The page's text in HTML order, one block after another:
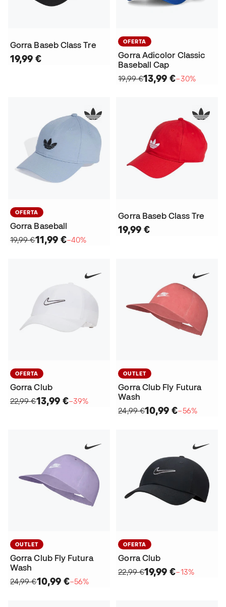
Gorra Baseb Class Tre
19,99 €
OFERTA
Gorra Adicolor Classic
Baseball Cap
19,99 €13,99 €−30%
OFERTA
Gorra Baseball
19,99 €11,99 €−40%
Gorra Baseb Class Tre
19,99 €
OFERTA
Gorra Club
22,99 €13,99 €−39%
OUTLET
Gorra Club Fly Futura
Wash
24,99 €10,99 €−56%
OUTLET
Gorra Club Fly Futura
Wash
24,99 €10,99 €−56%
OFERTA
Gorra Club
22,99 €19,99 €−13%